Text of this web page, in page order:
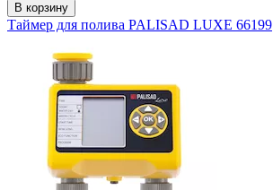
В корзину
Таймер для полива PALISAD LUXE 66199